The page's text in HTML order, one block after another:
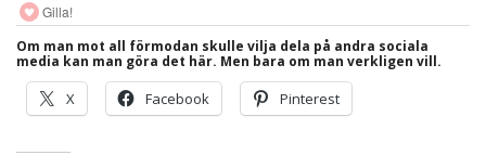
Gilla!
Om man mot all förmodan skulle vilja dela på andra sociala
media kan man göra det här. Men bara om man verkligen vill.
X Facebook Pinterest